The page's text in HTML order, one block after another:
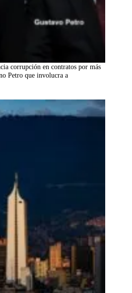
corrupción en contratos por más
Petro que involucra a